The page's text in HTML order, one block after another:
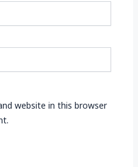
website in this browser